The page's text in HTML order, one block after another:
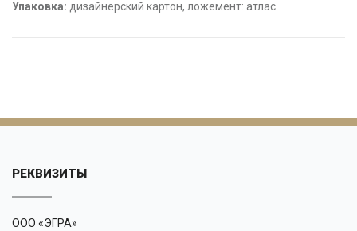
Упаковка: дизайнерский картон, ложемент: атлас
РЕКВИЗИТЫ
ООО «ЭГРА»